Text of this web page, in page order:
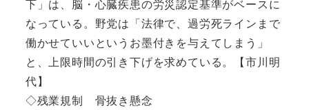
下」は、脳・心臓疾患の労災認定基準がベースに
なっている。野党は「法律で、過労死ラインまで
働かせていいというお墨付きを与えてしまう」
と、上限時間の引き下げを求めている。【市川明
代】
◇残業規制 骨抜き懸念